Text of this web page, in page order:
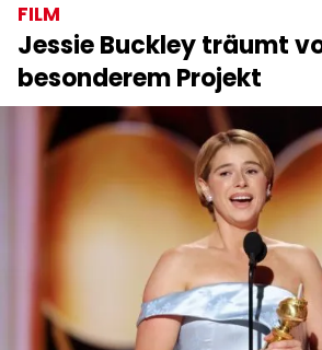
FILM
Jessie Buckley träumt
besonderem Projekt